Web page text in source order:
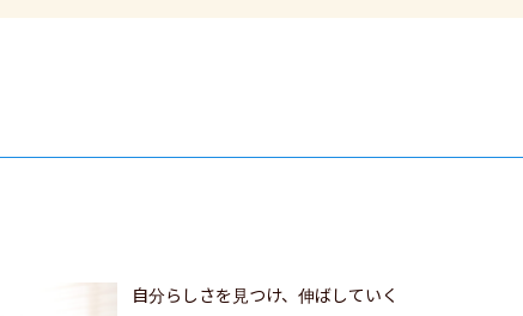
自分らしさを見つけ、伸ばしていく